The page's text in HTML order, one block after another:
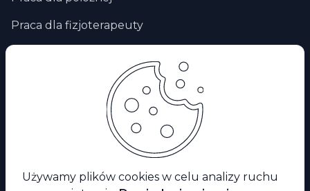
Używamy plików cookies w celu analizy ruchu
Praca dla fizjoterapeuty
Praca dla ratownika medycznego